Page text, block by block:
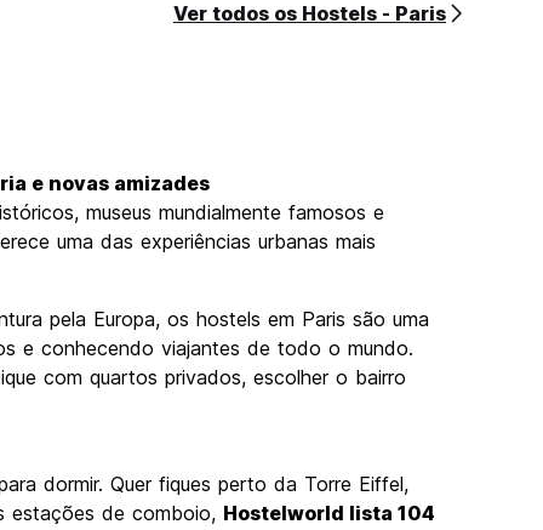
Ver todos os Hostels - Paris
e novas amizades
museus mundialmente famosos e
uma das experiências urbanas mais
pela Europa, os hostels em Paris são uma
e conhecendo viajantes de todo o mundo.
com quartos privados, escolher o bairro
dormir. Quer fiques perto da Torre Eiffel,
estações de comboio, Hostelworld lista 104